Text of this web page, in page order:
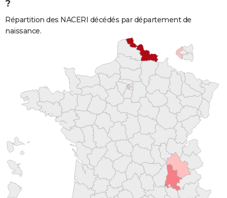
?
Répartition des NACERI décédés par département de
naissance.